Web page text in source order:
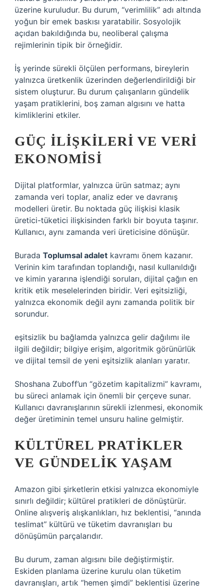
üzerine kuruludur. Bu durum, “verimlilik” adı altında
yoğun bir emek baskısı yaratabilir. Sosyolojik
açıdan bakıldığında bu, neoliberal çalışma
rejimlerinin tipik bir örneğidir.
İş yerinde sürekli ölçülen performans, bireylerin
yalnızca üretkenlik üzerinden değerlendirildiği bir
sistem oluşturur. Bu durum çalışanların gündelik
yaşam pratiklerini, boş zaman algısını ve hatta
kimliklerini etkiler.
GÜÇ ILIŞKILERI VE VERI
EKONOMISI
Dijital platformlar, yalnızca ürün satmaz; aynı
zamanda veri toplar, analiz eder ve davranış
modelleri üretir. Bu noktada güç ilişkisi klasik
üretici-tüketici ilişkisinden farklı bir boyuta taşınır.
Kullanıcı, aynı zamanda veri üreticisine dönüşür.
Burada Toplumsal adalet kavramı önem kazanır.
Verinin kim tarafından toplandığı, nasıl kullanıldığı
ve kimin yararına işlendiği soruları, dijital çağın en
kritik etik meselelerinden biridir. Veri eşitsizliği,
yalnızca ekonomik değil aynı zamanda politik bir
sorundur.
eşitsizlik bu bağlamda yalnızca gelir dağılımı ile
ilgili değildir; bilgiye erişim, algoritmik görünürlük
ve dijital temsil de yeni eşitsizlik alanları yaratır.
Shoshana Zuboff’un “gözetim kapitalizmi” kavramı,
bu süreci anlamak için önemli bir çerçeve sunar.
Kullanıcı davranışlarının sürekli izlenmesi, ekonomik
değer üretiminin temel unsuru haline gelmiştir.
KÜLTÜREL PRATIKLER
VE GÜNDELIK YAŞAM
Amazon gibi şirketlerin etkisi yalnızca ekonomiyle
sınırlı değildir; kültürel pratikleri de dönüştürür.
Online alışveriş alışkanlıkları, hız beklentisi, “anında
teslimat” kültürü ve tüketim davranışları bu
dönüşümün parçalarıdır.
Bu durum, zaman algısını bile değiştirmiştir.
Eskiden planlama üzerine kurulu olan tüketim
davranışları, artık “hemen şimdi” beklentisi üzerine